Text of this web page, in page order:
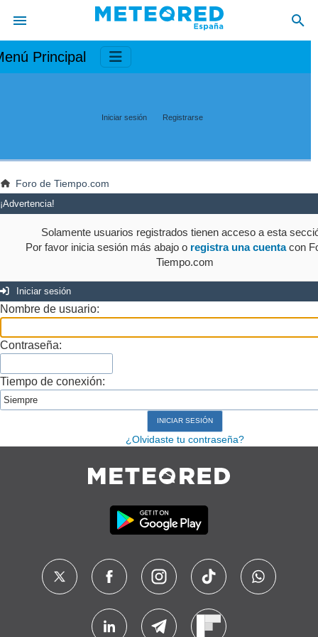
Principal
Iniciar sesión Registrarse
Foro de Tiempo.com
¡Advertencia!
Solamente usuarios registrados tienen acceso a esta
Por favor inicia sesión más abajo o registra una cuentacon
Tiempo.com
Iniciar sesión
Nombre de usuario:
Contraseña:
Tiempo de conexión:
¿Olvidaste tu contraseña?